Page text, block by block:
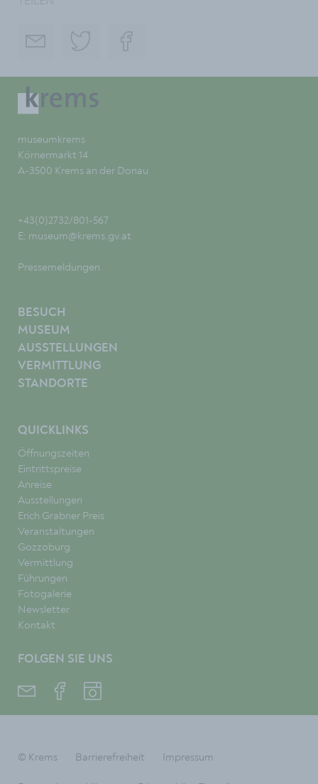
museumkrems
Körnermarkt 14
A-3500 Krems an der Donau
+43(0)2732/801-567
E: museum@krems.gv.at
Pressemeldungen
BESUCH
MUSEUM
AUSSTELLUNGEN
VERMITTLUNG
STANDORTE
QUICKLINKS
Öffnungszeiten
Eintrittspreise
Anreise
Ausstellungen
Erich Grabner Preis
Veranstaltungen
Gozzoburg
Vermittlung
Führungen
Fotogalerie
Newsletter
Kontakt
FOLGEN SIE UNS
© Krems Barrierefreiheit Impressum